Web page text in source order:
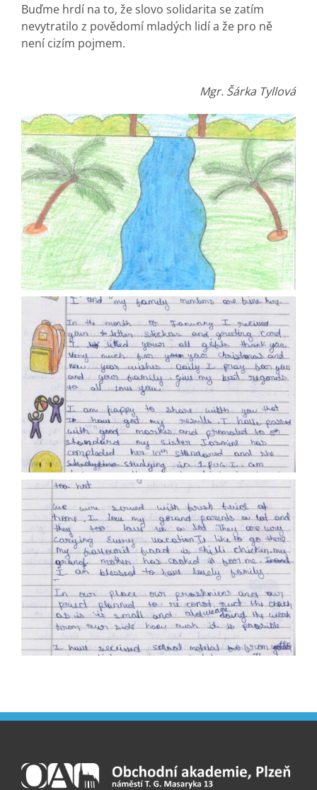
Buďme hrdí na to, že slovo solidarita se zatím
nevytratilo z povědomí mladých lidí a že pro ně
není cizím pojmem.
Mgr. Šárka Tyllová